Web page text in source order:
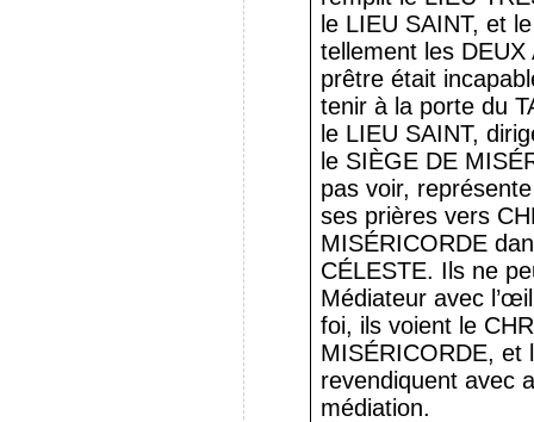
le LIEU SAINT, et
tellement les DEUX
prêtre était
tenir à la porte du
le LIEU SAINT,
le SIÈGE DE
pas voir,
ses prières vers
MISÉRICORDE
CÉLESTE. Ils ne
Médiateur avec
foi, ils voient le
MISÉRICORDE, et
revendiquent avec
médiation.